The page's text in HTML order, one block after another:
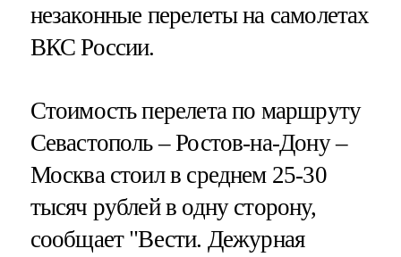
незаконные перелеты на самолетах
ВКС России.
Стоимость перелета по маршруту
Севастополь – Ростов-на-Дону –
Москва стоил в среднем 25-30
тысяч рублей в одну сторону,
сообщает "Вести. Дежурная